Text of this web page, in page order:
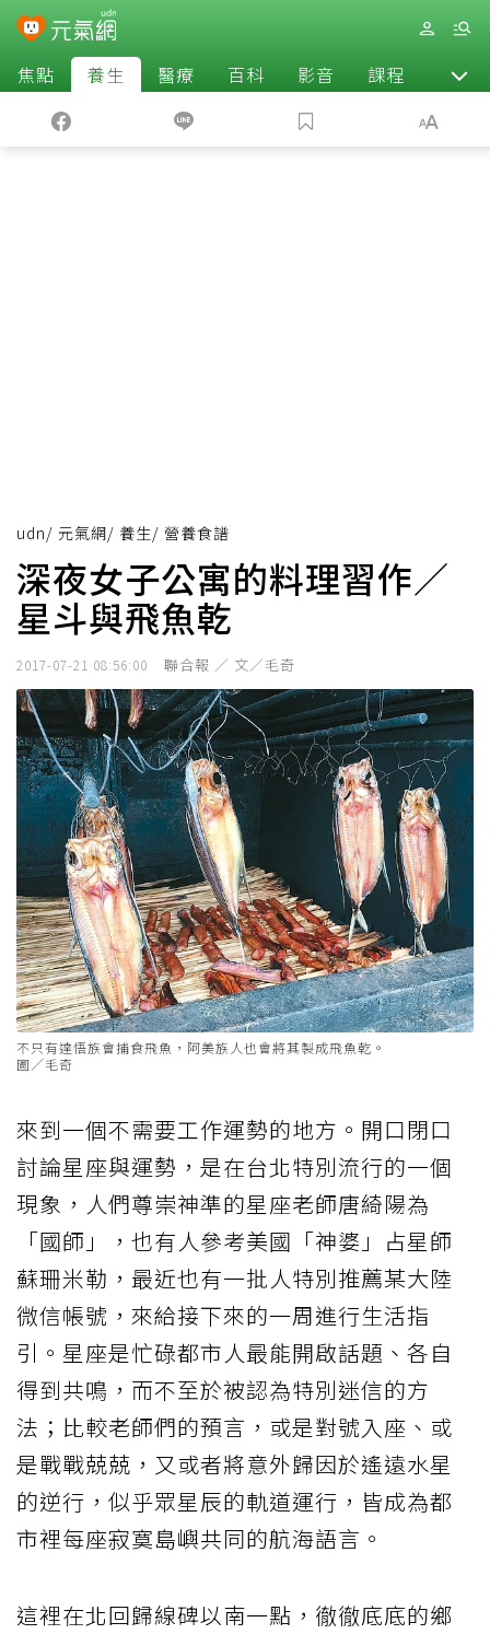
焦點 養生 醫療 百科 影音 課程 退休
udn/ 元氣網/ 養生/ 營養食譜
深夜女子公寓的料理習作／
星斗與飛魚乾
2017-07-21 08:56:00 聯合報 ／ 文／毛奇
不只有達悟族會捕食飛魚，阿美族人也會將其製成飛魚乾。
圖／毛奇
來到一個不需要工作運勢的地方。開口閉口
討論星座與運勢，是在台北特別流行的一個
現象，人們尊崇神準的星座老師唐綺陽為
「國師」，也有人參考美國「神婆」占星師
蘇珊米勒，最近也有一批人特別推薦某大陸
微信帳號，來給接下來的一周進行生活指
引。星座是忙碌都市人最能開啟話題、各自
得到共鳴，而不至於被認為特別迷信的方
法；比較老師們的預言，或是對號入座、或
是戰戰兢兢，又或者將意外歸因於遙遠水星
的逆行，似乎眾星辰的軌道運行，皆成為都
市裡每座寂寞島嶼共同的航海語言。
這裡在北回歸線碑以南一點，徹徹底底的鄉